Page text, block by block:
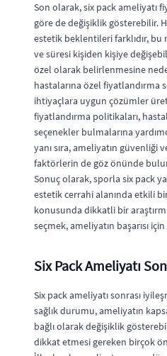
Son olarak, six pack ameliyatı
göre de değişiklik gösterebilir.
estetik beklentileri farklıdır, bu
ve süresi kişiden kişiye
özel olarak belirlenmesine
hastalarına özel fiyatlandırma
ihtiyaçlara uygun çözümler
fiyatlandırma politikaları,
seçenekler bulmalarına
yanı sıra, ameliyatın güvenliği
faktörlerin de göz önünde
Sonuç olarak, sporla six pack
estetik cerrahi alanında etkili
konusunda dikkatli bir
seçmek, ameliyatın başarısı
Six Pack Ameliyatı
Six pack ameliyatı sonrası
sağlık durumu, ameliyatın
bağlı olarak değişiklik
dikkat etmesi gereken birçok